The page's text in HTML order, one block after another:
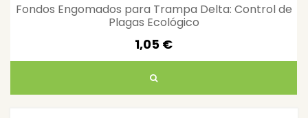
Fondos Engomados para Trampa Delta: Control de
Plagas Ecológico
1,05 €